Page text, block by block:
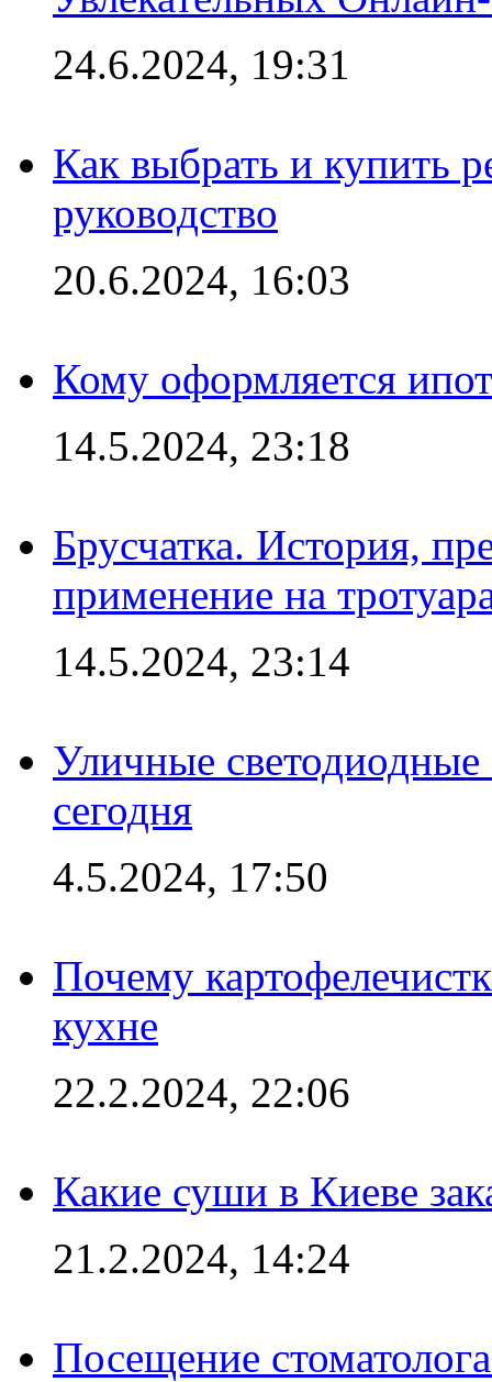
24.6.2024, 19:31
Как выбрать и купить
руководство
20.6.2024, 16:03
Кому оформляется
14.5.2024, 23:18
Брусчатка. История,
применение на
14.5.2024, 23:14
Уличные
сегодня
4.5.2024, 17:50
Почему
кухне
22.2.2024, 22:06
Какие суши в Киеве
21.2.2024, 14:24
Посещение